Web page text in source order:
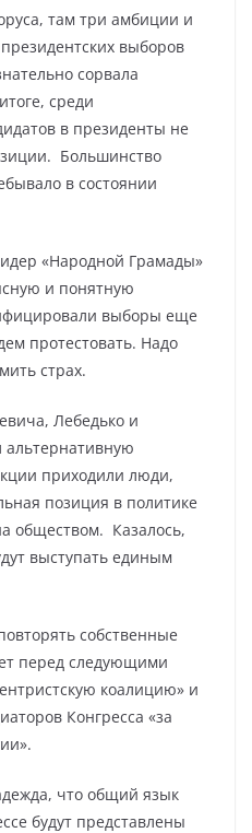
там три амбиции и
выборов
сорвала
среди
в президенты не
Большинство
в состоянии
«Народной Грамады»
и понятную
выборы еще
протестовать. Надо
страх.
Лебедько и
альтернативную
приходили люди,
позиция в политике
обществом. Казалось,
выступать единым
собственные
перед следующими
коалицию» и
Конгресса «за
что общий язык
будут представлены